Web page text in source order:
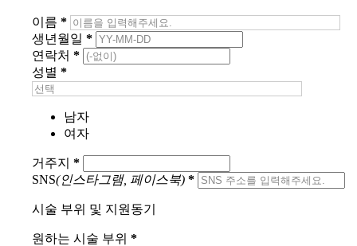
이름 *
생년월일 *
연락처 *
성별 *
남자
여자
거주지 *
SNS(인스타그램, 페이스북) *
시술 부위 및 지원동기
원하는 시술 부위 *